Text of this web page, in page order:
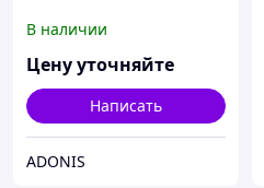
В наличии
Цену уточняйте
Написать
ADONIS